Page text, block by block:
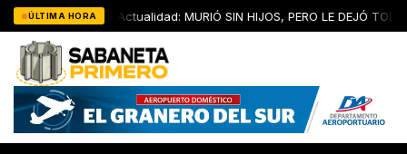
Saltar
al
contenido
ÚLTIMA HORA
Artículo de Actualidad: MURIÓ SIN HIJOS, PERO LE DEJÓ TODOS